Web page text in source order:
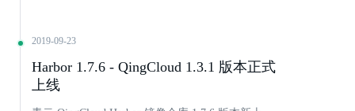
2019-09-23
Harbor 1.7.6 - QingCloud 1.3.1 版本正式
上线